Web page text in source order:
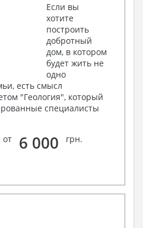
Если вы
хотите
построить
добротный
дом, в котором
будет жить не
одно
есть смысл
"Геология", который
специалисты
от 6 000 грн.